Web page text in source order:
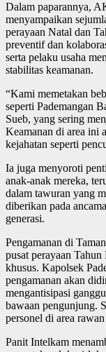
Dalam paparannya,
menyampaikan
perayaan Natal dan
preventif dan
serta pelaku usaha
stabilitas keamanan.
“Kami memetakan
seperti Pademangan
Sueb, yang sering
Keamanan di area ini
kejahatan seperti
Ia juga menyoroti
anak-anak mereka,
dalam tawuran yang
diberikan pada
generasi.
Pengamanan di
pusat perayaan
khusus. Kapolsek
pengamanan akan
mengantisipasi
bawaan pengunjung.
personel di area
Panit Intelkam